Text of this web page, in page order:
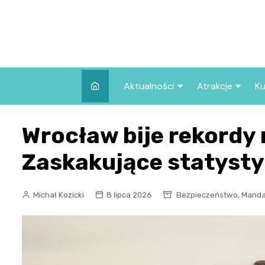
Aktualności
Wszystkie wpisy
Atrakcje
we Wrocławiu
Co warto
Wrocławiu?
Wrocław bije
Zaskakujące
Michał Kozicki 8 lipca 2026 Bezpieczeństwo,